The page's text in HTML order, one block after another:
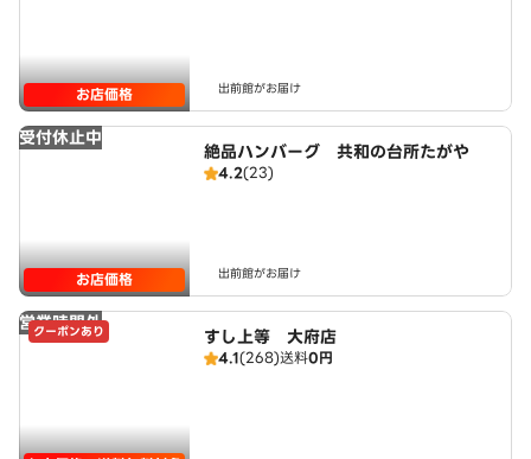
お店価格 出前館がお届け
受付休止中
お店価格
絶品ハンバーグ 共和の台所たがや
4.2(23)
出前館がお届け
営業時間外
クーポンあり すし上等 大府店
4.1(268)送料0円